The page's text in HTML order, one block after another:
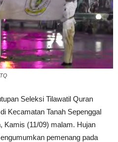
Seleksi Tilawatil Quran
Kecamatan Tanah Sepenggal
Kamis (11/09) malam. Hujan
pemenang pada